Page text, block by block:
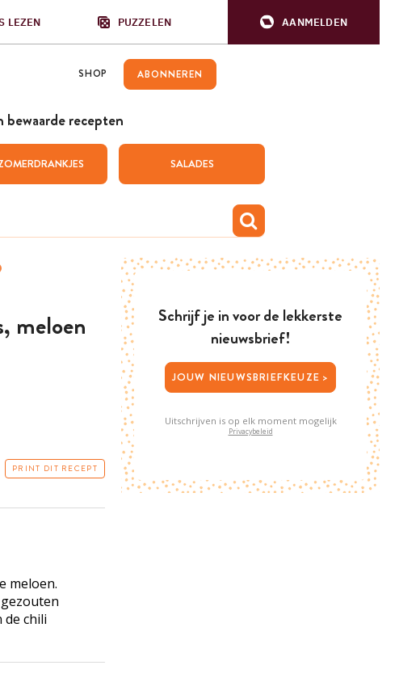
LEZEN PUZZELEN AANMELDEN
SHOP ABONNEREN
bewaarde recepten
SALADES
meloen
PRINT DIT RECEPT
meloen.
de chili
Schrijf je in voor de lekkerste
nieuwsbrief!
JOUW NIEUWSBRIEFKEUZE >
Uitschrijven is op elk moment mogelijk
Privacybeleid